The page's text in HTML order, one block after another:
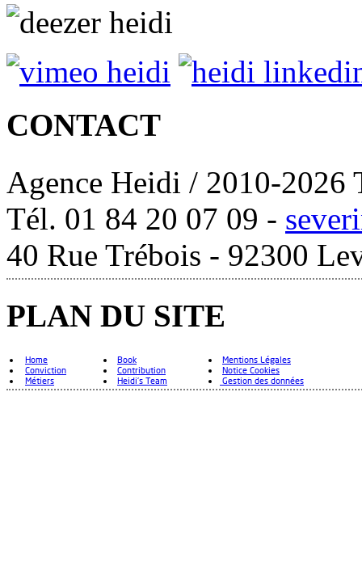
CONTACT
Agence Heidi / 2010-2026
Tél. 01 84 20 07 09 -
40 Rue Trébois - 92300
PLAN DU SITE
Home
Conviction
Métiers
Book
Contribution
Heidi's Team
Mentions Légales
Notice Cookies
Gestion des données